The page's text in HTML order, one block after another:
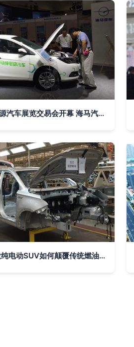
首届中国郑州新能源汽车展览交易会开幕 海马汽车带你领略电动未来
新能源崛起 第一款纯电动SUV如何颠覆传统燃油车？